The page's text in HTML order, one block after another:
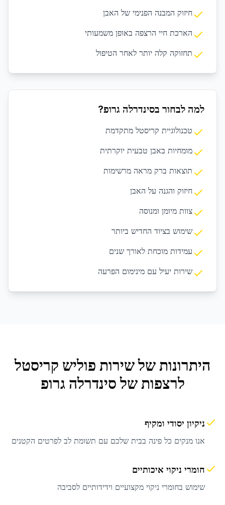
חיזוק המבנה הפנימי של האבן
הארכת חיי הרצפה באופן משמעותי
תחזוקה קלה יותר לאחר הטיפול
למה לבחור בסינדרלה גרופ?
טכנולוגיית קריסטל מתקדמת
מומחיות באבן טבעית יוקרתית
תוצאות ברק מראה מרשימות
חיזוק והגנה על האבן
צוות מיומן ומנוסה
שימוש בציוד החדיש ביותר
עמידות מוכחת לאורך שנים
שירות יעיל עם מינימום הפרעה
היתרונות של שירות פוליש קריסטל
לרצפות של סינדרלה גרופ
ניקיון יסודי ומקיף
אנו מנקים כל פינה בבית שלכם עם תשומת לב לפרטים הקטנים
חומרי ניקוי איכותיים
שימוש בחומרי ניקוי מקצועיים וידידותיים לסביבה